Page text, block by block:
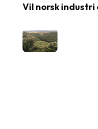
Vil norsk industri